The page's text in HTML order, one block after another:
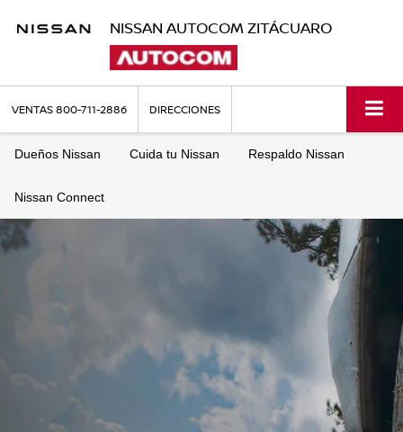
NISSAN AUTOCOM ZITÁCUARO
VENTAS800-711-2886 DIRECCIONES
Dueños Nissan Cuida tu Nissan Respaldo Nissan
Nissan Connect